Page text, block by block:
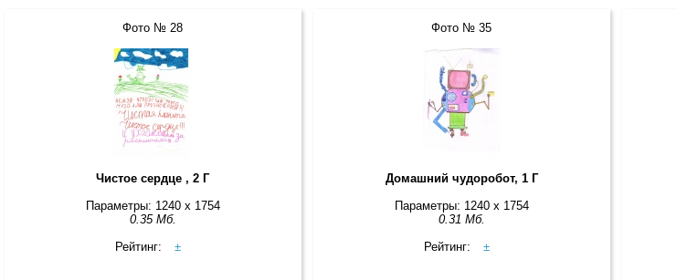
Фото № 28
Чистое сердце , 2 Г
Параметры: 1240 x 1754
0.35 Мб.
Рейтинг:
±
Фото № 35
Домашний чудоробот, 1 Г
Параметры: 1240 x 1754
0.31 Мб.
Рейтинг:
±